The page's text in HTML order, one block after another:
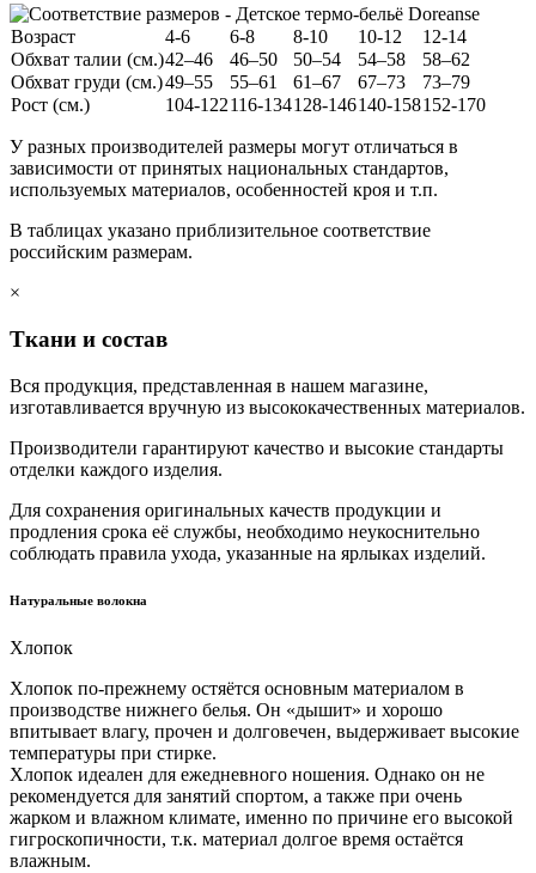
Возраст 4-6 6-8 8-10 10-12
12-14
Обхват талии (см.)42–46 46–50 50–54 54–58
58–62
Обхват груди (см.)49–55 55–61 61–67 67–73
73–79
Рост (см.)
104-122116-134128-146140-158152-170
У разных производителей размеры могут отличаться в
зависимости от принятых национальных стандартов,
используемых материалов, особенностей кроя и т.п.
В таблицах указано приблизительное соответствие
российским размерам.
×
Ткани и состав
Вся продукция, представленная в нашем магазине,
изготавливается вручную из высококачественных материалов.
Производители гарантируют качество и высокие стандарты
отделки каждого изделия.
Для сохранения оригинальных качеств продукции и
продления срока её службы, необходимо неукоснительно
соблюдать правила ухода, указанные на ярлыках изделий.
Натуральные волокна
Хлопок
Хлопок по-прежнему остяётся основным материалом в
производстве нижнего белья. Он «дышит» и хорошо
впитывает влагу, прочен и долговечен, выдерживает высокие
температуры при стирке.
Хлопок идеален для ежедневного ношения. Однако он не
рекомендуется для занятий спортом, а также при очень
жарком и влажном климате, именно по причине его высокой
гигроскопичности, т.к. материал долгое время остаётся
влажным.